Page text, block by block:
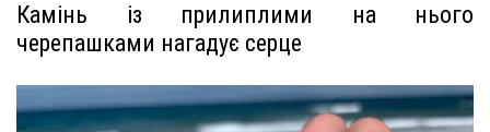
Камінь із прилиплими на нього
черепашками нагадує серце